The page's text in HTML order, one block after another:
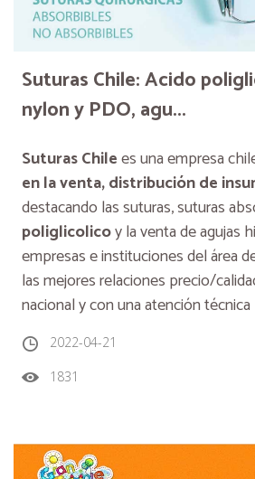
Suturas Chile: Acido
nylon y PDO, agu...
Suturas Chilees una empresa
en la venta, distribución de
destacando las suturas, suturas
poliglicolicoy la venta de agujas
empresas e instituciones del área
las mejores relaciones precio/
nacional y con una atención
2022-04-21
1831